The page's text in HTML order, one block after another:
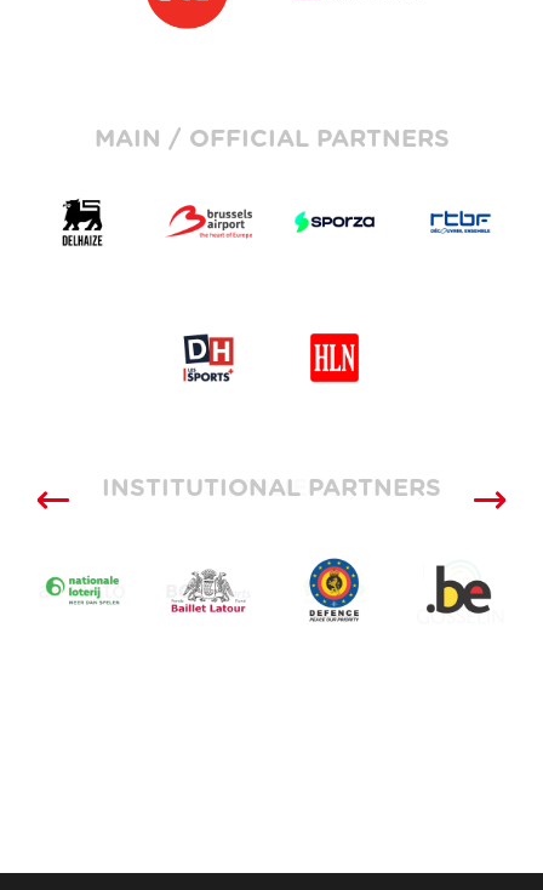
MAIN / OFFICIAL PARTNERS
SUPPLIERS
INSTITUTIONAL PARTNERS